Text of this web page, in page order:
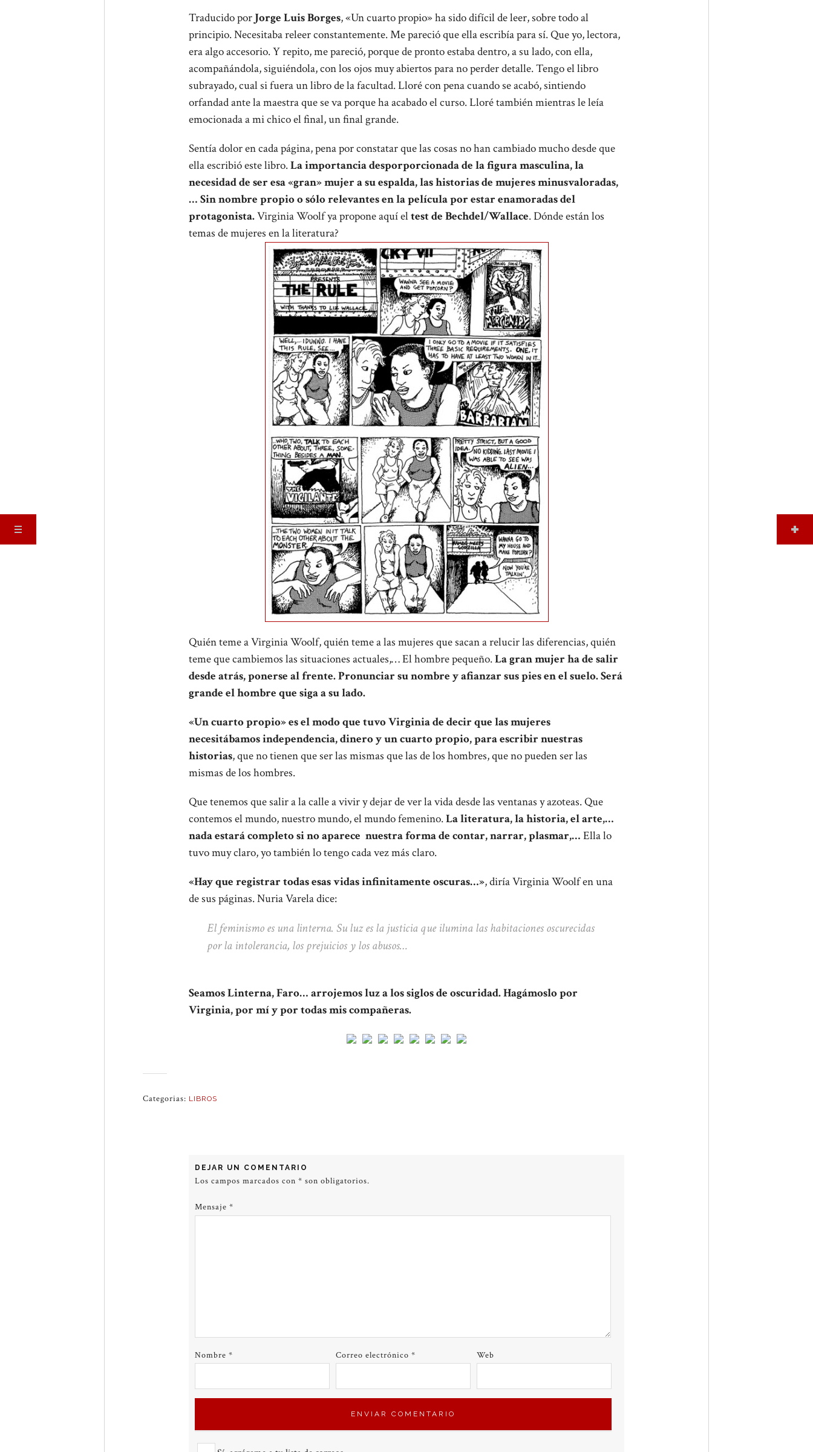
Traducido porJorge Luis Borges, «Un cuarto propio» ha sido difícil de leer, sobre todo al
principio. Necesitaba releer constantemente. Me pareció que ella escribía para sí. Que yo, lectora,
era algo accesorio. Y repito, me pareció, porque de pronto estaba dentro, a su lado, con ella,
acompañándola, siguiéndola, con los ojos muy abiertos para no perder detalle. Tengo el libro
subrayado, cual si fuera un libro de la facultad. Lloré con pena cuando se acabó, sintiendo
orfandad ante la maestra que se va porque ha acabado el curso. Lloré también mientras le leía
emocionada a mi chico el final, un final grande.
Sentía dolor en cada página, pena por constatar que las cosas no han cambiado mucho desde que
ella escribió este libro.La importancia desporporcionada de la figura masculina, la
necesidad de ser esa «gran» mujer a su espalda, las historias de mujeres minusvaloradas,
… Sin nombre propio o sólo relevantes en la película por estar enamoradas del
protagonista.Virginia Woolf ya propone aquí eltest de Bechdel/Wallace. Dónde están los
temas de mujeres en la literatura?
Quién teme a Virginia Woolf, quién teme a las mujeres que sacan a relucir las diferencias, quién
teme que cambiemos las situaciones actuales,… El hombre pequeño.La gran mujer ha de salir
desde atrás, ponerse al frente. Pronunciar su nombre y afianzar sus pies en el suelo. Será
grande el hombre que siga a su lado.
«Un cuarto propio» es el modo que tuvo Virginia de decir que las mujeres
necesitábamos independencia, dinero y un cuarto propio, para escribir nuestras
historias, que no tienen que ser las mismas que las de los hombres, que no pueden ser las
mismas de los hombres.
Que tenemos que salir a la calle a vivir y dejar de ver la vida desde las ventanas y azoteas. Que
contemos el mundo, nuestro mundo, el mundo femenino.La literatura, la historia, el arte,…
nada estará completo si no aparece nuestra forma de contar, narrar, plasmar,…Ella lo
tuvo muy claro, yo también lo tengo cada vez más claro.
«Hay que registrar todas esas vidas infinitamente oscuras…», diría Virginia Woolf en una
de sus páginas. Nuria Varela dice:
El feminismo es una linterna. Su luz es la justicia que ilumina las habitaciones oscurecidas
por la intolerancia, los prejuicios y los abusos…
Seamos Linterna, Faro… arrojemos luz a los siglos de oscuridad. Hagámoslo por
Virginia, por mí y por todas mis compañeras.
Categorias: LIBROS
DEJAR UN COMENTARIO
Los campos marcados con* son obligatorios.
Mensaje*
Nombre* Correo electrónico* Web